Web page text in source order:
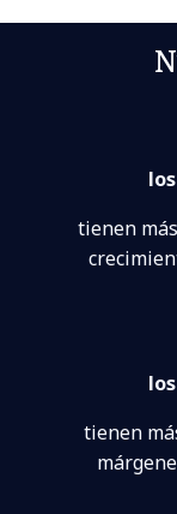
tienen
tienen